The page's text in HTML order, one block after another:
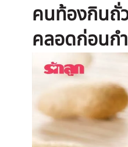
คนท้องกินถั่
คลอดก่อนก